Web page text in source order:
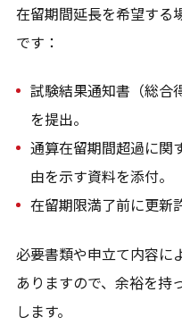
在留期間延長を希望する
です：
試験結果通知書（総合
を提出。
通算在留期間超過に関
由を示す資料を添付。
在留期限満了前に更新
必要書類や申立て内容に
ありますので、余裕を持
します。